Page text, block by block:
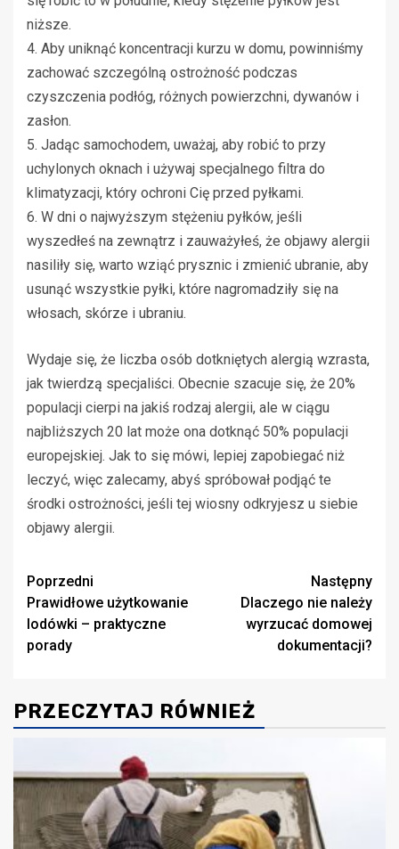
niższe.
4. Aby uniknąć koncentracji kurzu w domu, powinniśmy
zachować szczególną ostrożność podczas
czyszczenia podłóg, różnych powierzchni, dywanów i
zasłon.
5. Jadąc samochodem, uważaj, aby robić to przy
uchylonych oknach i używaj specjalnego filtra do
klimatyzacji, który ochroni Cię przed pyłkami.
6. W dni o najwyższym stężeniu pyłków, jeśli
wyszedłeś na zewnątrz i zauważyłeś, że objawy alergii
nasiliły się, warto wziąć prysznic i zmienić ubranie, aby
usunąć wszystkie pyłki, które nagromadziły się na
włosach, skórze i ubraniu.
Wydaje się, że liczba osób dotkniętych alergią wzrasta,
jak twierdzą specjaliści. Obecnie szacuje się, że 20%
populacji cierpi na jakiś rodzaj alergii, ale w ciągu
najbliższych 20 lat może ona dotknąć 50% populacji
europejskiej. Jak to się mówi, lepiej zapobiegać niż
leczyć, więc zalecamy, abyś spróbował podjąć te
środki ostrożności, jeśli tej wiosny odkryjesz u siebie
objawy alergii.
Zobacz
wpisy
Poprzedni
Prawidłowe użytkowanie
lodówki – praktyczne
porady
Następny
Dlaczego nie należy
wyrzucać domowej
dokumentacji?
PRZECZYTAJ RÓWNIEŻ